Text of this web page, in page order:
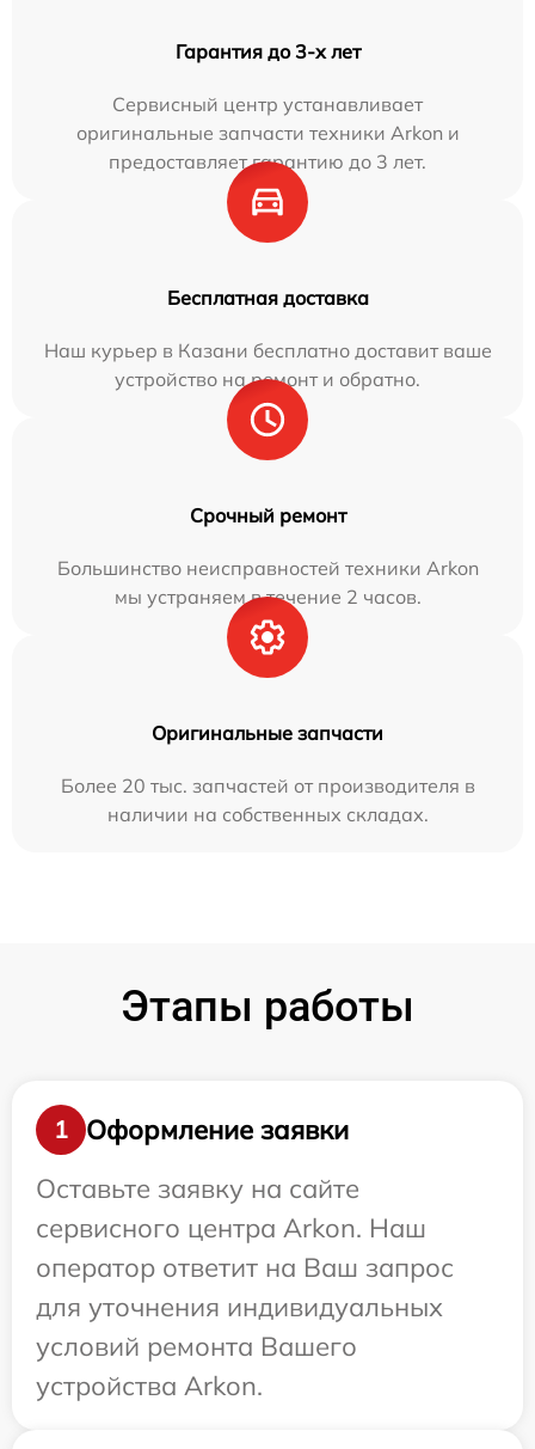
Гарантия до 3-х лет
Сервисный центр устанавливает
оригинальные запчасти техники Arkon и
предоставляет гарантию до 3 лет.
Бесплатная доставка
Наш курьер в Казани бесплатно доставит ваше
устройство на ремонт и обратно.
Срочный ремонт
Большинство неисправностей техники Arkon
мы устраняем в течение 2 часов.
Оригинальные запчасти
Более 20 тыс. запчастей от производителя в
наличии на собственных складах.
Этапы работы
1
Оформление заявки
Оставьте заявку на сайте
сервисного центра Arkon. Наш
оператор ответит на Ваш запрос
для уточнения индивидуальных
условий ремонта Вашего
устройства Arkon.